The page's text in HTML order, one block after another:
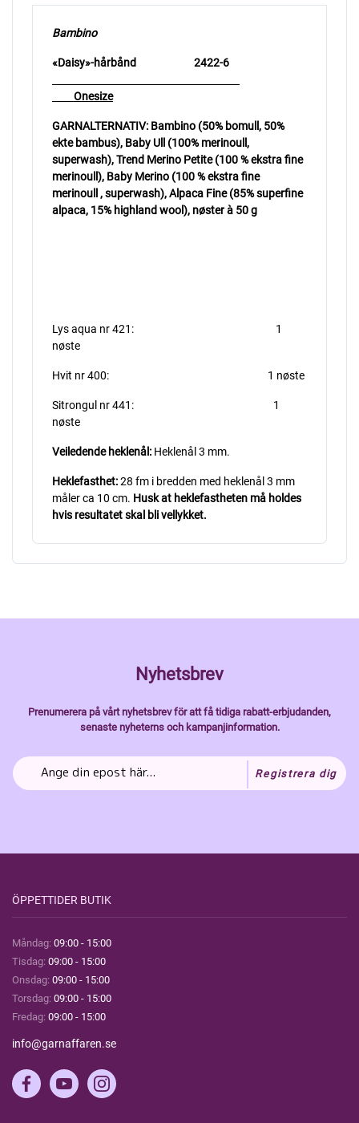
Bambino
«Daisy»-hårbånd 2422-6
Onesize
GARNALTERNATIV: Bambino (50% bomull, 50%
ekte bambus), Baby Ull (100% merinoull,
superwash), Trend Merino Petite (100 % ekstra fine
merinoull), Baby Merino (100 % ekstra fine
merinoull , superwash), Alpaca Fine (85% superfine
alpaca, 15% highland wool), nøster à 50 g
Lys aqua nr 421: 1
nøste
Hvit nr 400: 1 nøste
Sitrongul nr 441: 1
nøste
Veiledende heklenål: Heklenål 3 mm.
Heklefasthet:28 fm i bredden med heklenål 3 mm
måler ca 10 cm. Husk at heklefastheten må holdes
hvis resultatet skal bli vellykket.
Nyhetsbrev
Prenumerera på vårt nyhetsbrev för att få tidiga rabatt-erbjudanden,
senaste nyheterns och kampanjinformation.
Registrera dig
ÖPPETTIDER BUTIK
Måndag: 09:00 - 15:00
Tisdag: 09:00 - 15:00
Onsdag: 09:00 - 15:00
Torsdag: 09:00 - 15:00
Fredag: 09:00 - 15:00
info@garnaffaren.se